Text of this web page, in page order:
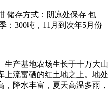
储存方式：阴凉处保存 包
：300吨，11月到次年5月份
生产基地农场生长于十万大山
上流富硒的红土地之上。地处
降水丰富，夏天高温多雨，